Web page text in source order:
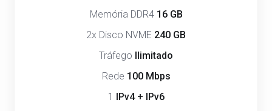
Memória DDR4 16 GB
2x Disco NVME 240 GB
Tráfego Ilimitado
Rede 100 Mbps
1 IPv4 + IPv6